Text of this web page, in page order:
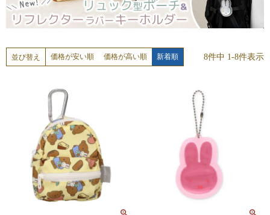
並び替え 価格が安い順 価格が高い順 新着順 8件中 1 -8件表示